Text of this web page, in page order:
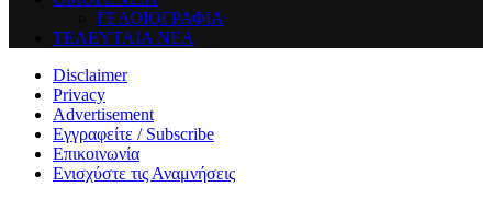
ΓΕΛΟΙΟΓΡΑΦΙΑ
ΤΕΛΕΥΤΑΙΑ ΝΕΑ
Disclaimer
Privacy
Advertisement
Εγγραφείτε / Subscribe
Επικοινωνία
Ενισχύστε τις Αναμνήσεις